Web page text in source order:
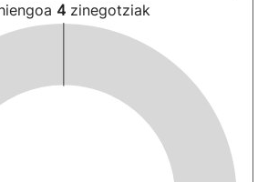
4 zinegotziak